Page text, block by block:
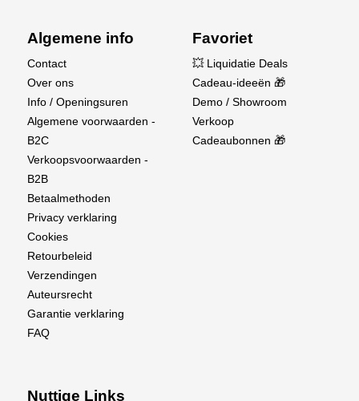
Algemene info
Contact
Over ons
Info / Openingsuren
Algemene voorwaarden -
B2C
Verkoopsvoorwaarden -
B2B
Betaalmethoden
Privacy verklaring
Cookies
Retourbeleid
Verzendingen
Auteursrecht
Garantie verklaring
FAQ
Favoriet
💥 Liquidatie Deals
Cadeau-ideeën 🎁
Demo / Showroom
Verkoop
Cadeaubonnen 🎁
Nuttige Links